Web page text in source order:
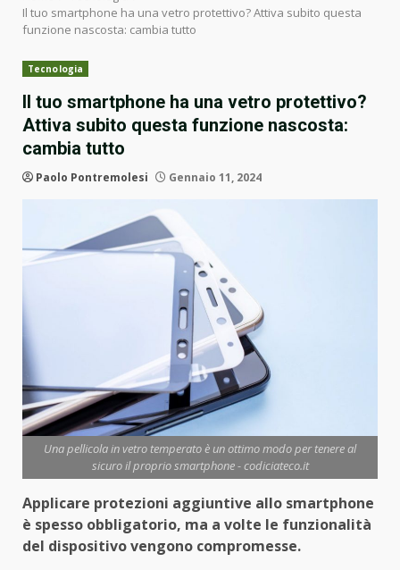
Il tuo smartphone ha una vetro protettivo? Attiva subito questa
funzione nascosta: cambia tutto
Tecnologia
Il tuo smartphone ha una vetro protettivo?
Attiva subito questa funzione nascosta:
cambia tutto
Paolo Pontremolesi Gennaio 11, 2024
Una pellicola in vetro temperato è un ottimo modo per tenere al
sicuro il proprio smartphone - codiciateco.it
Applicare protezioni aggiuntive allo smartphone
è spesso obbligatorio, ma a volte le funzionalità
del dispositivo vengono compromesse.